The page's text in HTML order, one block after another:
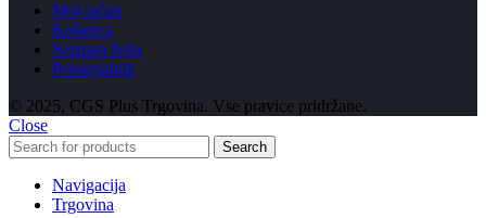
Moj račun
Košarica
Seznam želja
Primerjalnik
© 2025, CGS Plus Trgovina. Vse pravice pridržane.
Close
Search
Navigacija
Trgovina